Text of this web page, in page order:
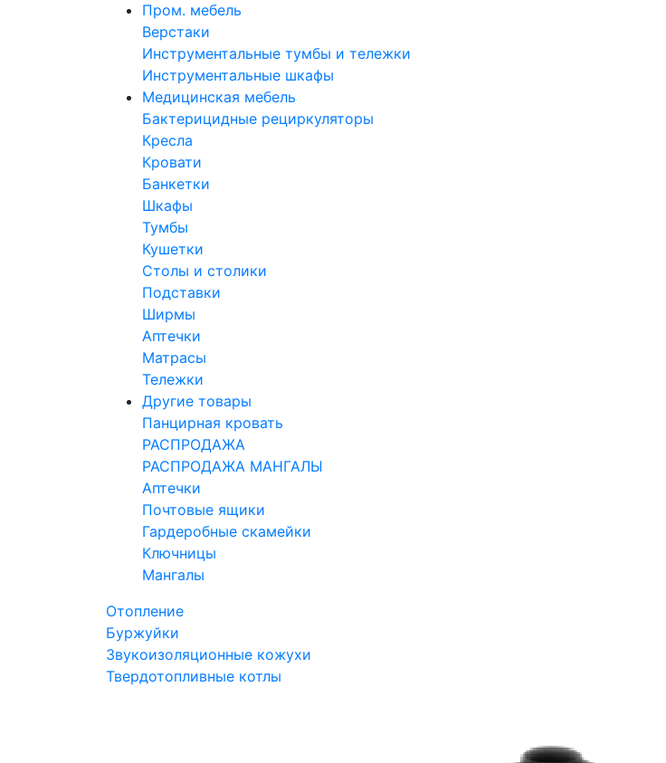
Пром. мебель
Верстаки
Инструментальные тумбы и тележки
Инструментальные шкафы
Медицинская мебель
Бактерицидные рециркуляторы
Кресла
Кровати
Банкетки
Шкафы
Тумбы
Кушетки
Столы и столики
Подставки
Ширмы
Аптечки
Матрасы
Тележки
Другие товары
Панцирная кровать
РАСПРОДАЖА
РАСПРОДАЖА МАНГАЛЫ
Аптечки
Почтовые ящики
Гардеробные скамейки
Ключницы
Мангалы
Отопление
Буржуйки
Звукоизоляционные кожухи
Твердотопливные котлы